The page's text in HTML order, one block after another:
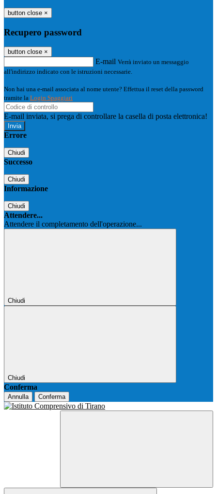
button close ×
Recupero password
button close ×
E-mail Verrà inviato un messaggio
all'indirizzo indicato con le istruzioni necessarie.
Non hai una e-mail associata al nome utente? Effettua il reset della password
tramite la Login Spaggiari
E-mail inviata, si prega di controllare la casella di posta elettronica!
Errore
Chiudi
Successo
Chiudi
Informazione
Chiudi
Attendere...
Attendere il completamento dell'operazione...
Chiudi
Chiudi
Conferma
Annulla Conferma